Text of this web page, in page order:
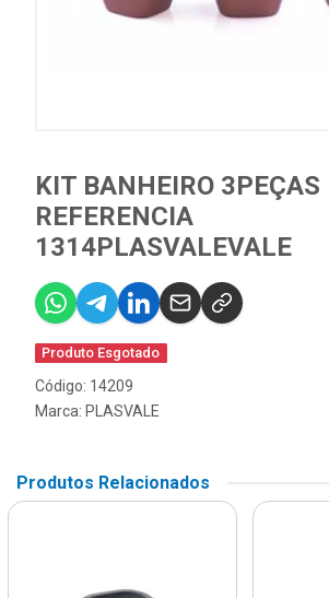
KIT BANHEIRO 3PEÇAS
REFERENCIA
1314PLASVALEVALE
Produto Esgotado
Código: 14209
Marca: PLASVALE
Produtos Relacionados